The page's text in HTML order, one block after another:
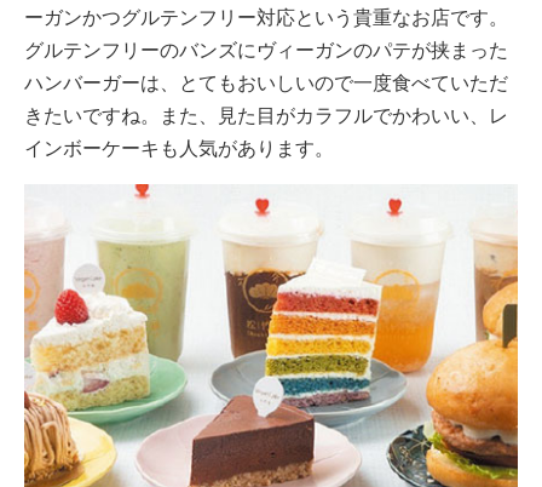
ーガンかつグルテンフリー対応という貴重なお店です。
グルテンフリーのバンズにヴィーガンのパテが挟まった
ハンバーガーは、とてもおいしいので一度食べていただ
きたいですね。また、見た目がカラフルでかわいい、レ
インボーケーキも人気があります。